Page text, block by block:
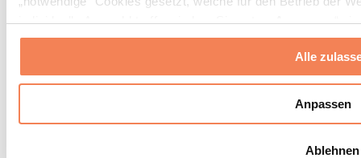
individuelle Auswahl treffen, indem Sie unter „Anpassen“
erlauben“ klicken.
Weitere Informationen über die Verarbeitung Ihrer Daten
Datenschutzerklärung
Alle
Anpassen
Ablehnen
Yoga & Pilates
Wandern
Rotlichttherapie